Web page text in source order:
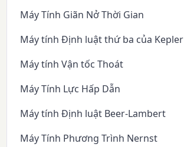
Máy Tính Giãn Nở Thời Gian
Máy tính Định luật thứ ba của Kepler
Máy tính Vận tốc Thoát
Máy Tính Lực Hấp Dẫn
Máy tính Định luật Beer-Lambert
Máy Tính Phương Trình Nernst